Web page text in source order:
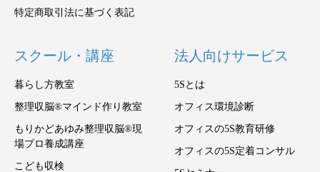
特定商取引法に基づく表記
スクール・講座
暮らし方教室
整理収脳®マインド作り教室
もりかどあゆみ整理収脳®現
場プロ養成講座
こども収検
法人向けサービス
5Sとは
オフィス環境診断
オフィスの5S教育研修
オフィスの5S定着コンサル